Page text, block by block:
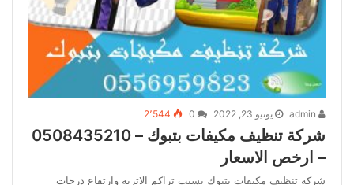
يونيو 23, 2022 2٬544
شركة تنظيف مكيفات بتبوك – 0508435210
– ارخص الاسعار
شركة تنظيف مكيفات بتبوك بسبب تراكم الاتربة وارتفاع درجات